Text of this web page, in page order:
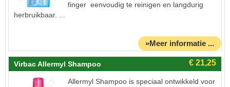
finger eenvoudig te reinigen en langdurig
herbruikbaar. ...
»Meer informatie ...
Virbac Allermyl Shampoo
Allermyl Shampoo is speciaal ontwikkeld voor